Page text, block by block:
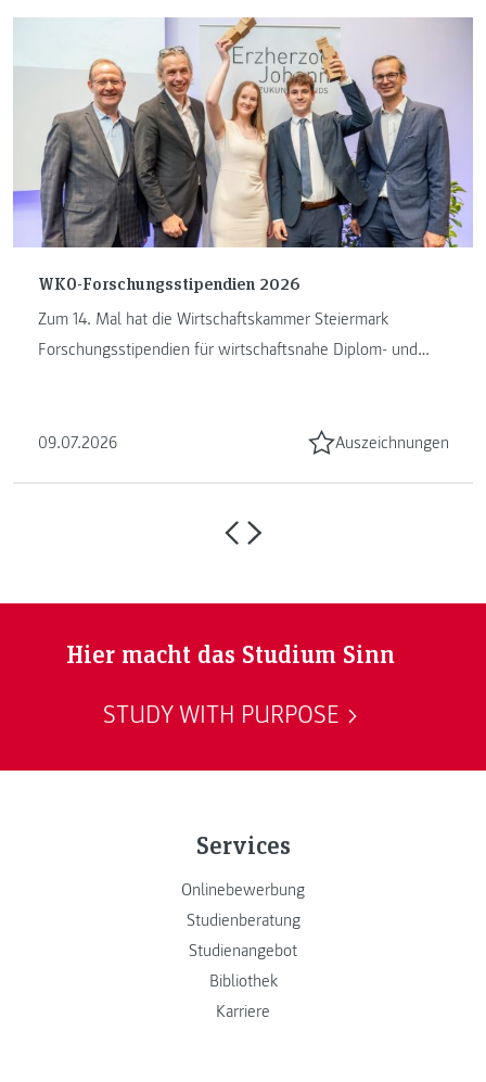
WKO-Forschungsstipendien 2026
Zum 14. Mal hat die Wirtschaftskammer Steiermark
Forschungsstipendien für wirtschaftsnahe Diplom- und
09.07.2026 Auszeichnungen
Hier macht das Studium Sinn
STUDY WITH PURPOSE
Services
Onlinebewerbung
Studienberatung
Studienangebot
Bibliothek
Karriere